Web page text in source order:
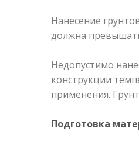
Нанесение
должна
Недопустимо
конструкции
применения.
Подготовка